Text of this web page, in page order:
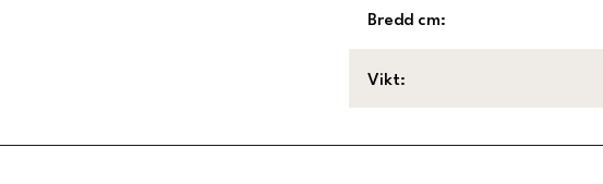
Bredd cm:
Vikt: